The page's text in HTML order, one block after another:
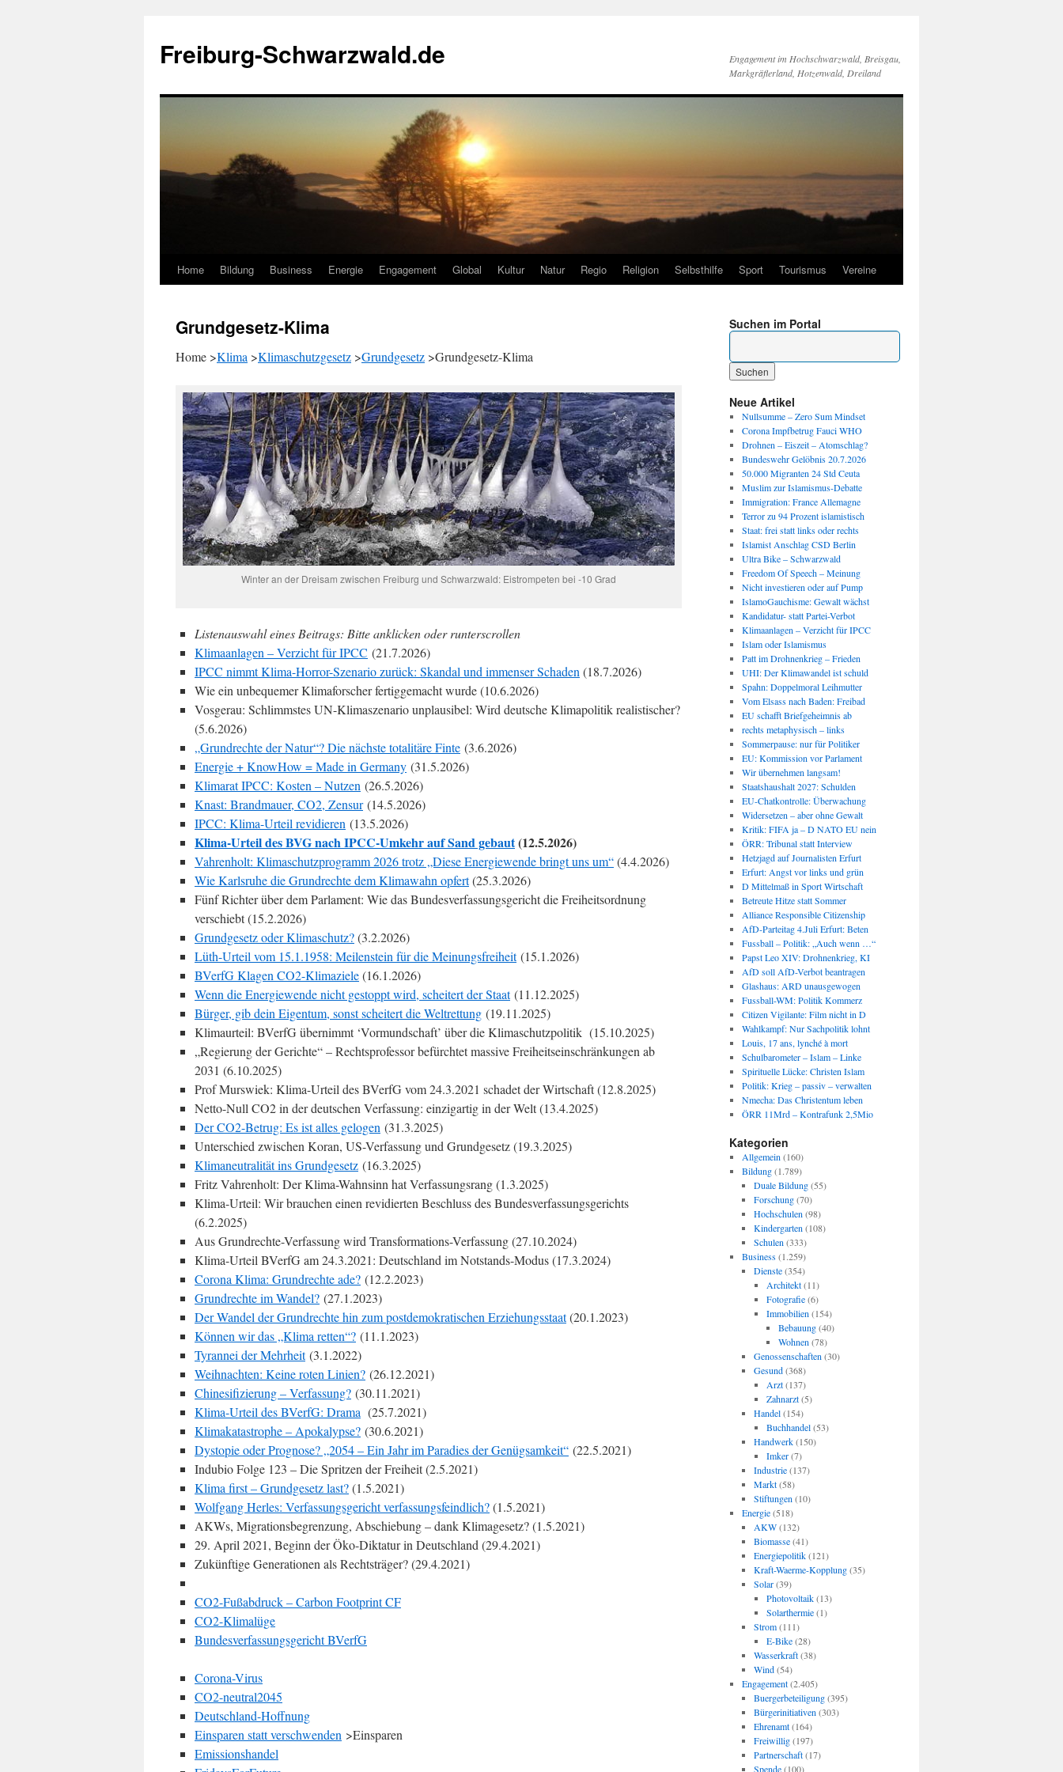
springen
Freiburg-Schwarzwald.de
Engagement im Hochschwarzwald, Breisgau,
Markgräflerland, Hotzenwald, Dreiland
Home Bildung Business Energie Engagement Global Kultur Natur Regio Religion Selbsthilfe Sport Tourismus Vereine
Grundgesetz-Klima
Home >Klima >Klimaschutzgesetz >Grundgesetz >Grundgesetz-Klima
Winter an der Dreisam zwischen Freiburg und Schwarzwald: Eistrompeten bei -10 Grad
Listenauswahl eines Beitrags: Bitte anklicken oder runterscrollen
Klimaanlagen – Verzicht für IPCC (21.7.2026)
IPCC nimmt Klima-Horror-Szenario zurück: Skandal und immenser Schaden(18.7.2026)
Wie ein unbequemer Klimaforscher fertiggemacht wurde (10.6.2026)
Vosgerau: Schlimmstes UN-Klimaszenario unplausibel: Wird deutsche Klimapolitik realistischer?
(5.6.2026)
„Grundrechte der Natur“? Die nächste totalitäre Finte (3.6.2026)
Energie + KnowHow = Made in Germany (31.5.2026)
Klimarat IPCC: Kosten – Nutzen (26.5.2026)
Knast: Brandmauer, CO2, Zensur(14.5.2026)
IPCC: Klima-Urteil revidieren (13.5.2026)
Klima-Urteil des BVG nach IPCC-Umkehr auf Sand gebaut(12.5.2026)
Vahrenholt: Klimaschutzprogramm 2026 trotz „Diese Energiewende bringt uns um“(4.4.2026)
Wie Karlsruhe die Grundrechte dem Klimawahn opfert(25.3.2026)
Fünf Richter über dem Parlament: Wie das Bundesverfassungsgericht die Freiheitsordnung
verschiebt (15.2.2026)
Grundgesetz oder Klimaschutz?(3.2.2026)
Lüth-Urteil vom 15.1.1958: Meilenstein für die Meinungsfreiheit(15.1.2026)
BVerfG Klagen CO2-Klimaziele(16.1.2026)
Wenn die Energiewende nicht gestoppt wird, scheitert der Staat(11.12.2025)
Bürger, gib dein Eigentum, sonst scheitert die Weltrettung (19.11.2025)
Klimaurteil: BVerfG übernimmt ‘Vormundschaft’ über die Klimaschutzpolitik (15.10.2025)
„Regierung der Gerichte“ – Rechtsprofessor befürchtet massive Freiheitseinschränkungen ab
2031 (6.10.2025)
Prof Murswiek: Klima-Urteil des BVerfG vom 24.3.2021 schadet der Wirtschaft (12.8.2025)
Netto-Null CO2 in der deutschen Verfassung: einzigartig in der Welt (13.4.2025)
Der CO2-Betrug: Es ist alles gelogen (31.3.2025)
Unterschied zwischen Koran, US-Verfassung und Grundgesetz (19.3.2025)
Klimaneutralität ins Grundgesetz (16.3.2025)
Fritz Vahrenholt: Der Klima-Wahnsinn hat Verfassungsrang (1.3.2025)
Klima-Urteil: Wir brauchen einen revidierten Beschluss des Bundesverfassungsgerichts
(6.2.2025)
Aus Grundrechte-Verfassung wird Transformations-Verfassung (27.10.2024)
Klima-Urteil BVerfG am 24.3.2021: Deutschland im Notstands-Modus (17.3.2024)
Corona Klima: Grundrechte ade? (12.2.2023)
Grundrechte im Wandel? (27.1.2023)
Der Wandel der Grundrechte hin zum postdemokratischen Erziehungsstaat(20.1.2023)
Können wir das „Klima retten“? (11.1.2023)
Tyrannei der Mehrheit(3.1.2022)
Weihnachten: Keine roten Linien? (26.12.2021)
Chinesifizierung – Verfassung? (30.11.2021)
Klima-Urteil des BVerfG: Drama (25.7.2021)
Klimakatastrophe – Apokalypse? (30.6.2021)
Dystopie oder Prognose? „2054 – Ein Jahr im Paradies der Genügsamkeit“ (22.5.2021)
Indubio Folge 123 – Die Spritzen der Freiheit (2.5.2021)
Klima first – Grundgesetz last?(1.5.2021)
Wolfgang Herles: Verfassungsgericht verfassungsfeindlich?(1.5.2021)
AKWs, Migrationsbegrenzung, Abschiebung – dank Klimagesetz? (1.5.2021)
29. April 2021, Beginn der Öko-Diktatur in Deutschland (29.4.2021)
Zukünftige Generationen als Rechtsträger? (29.4.2021)
CO2-Fußabdruck – Carbon Footprint CF
CO2-Klimalüge
Bundesverfassungsgericht BVerfG
Corona-Virus
CO2-neutral2045
Deutschland-Hoffnung
Einsparen statt verschwenden >Einsparen
Emissionshandel
Suchen im Portal
Neue Artikel
Nullsumme – Zero Sum Mindset
Corona Impfbetrug Fauci WHO
Drohnen – Eiszeit – Atomschlag?
Bundeswehr Gelöbnis 20.7.2026
50.000 Migranten 24 Std Ceuta
Muslim zur Islamismus-Debatte
Immigration: France Allemagne
Terror zu 94 Prozent islamistisch
Staat: frei statt links oder rechts
Islamist Anschlag CSD Berlin
Ultra Bike – Schwarzwald
Freedom Of Speech – Meinung
Nicht investieren oder auf Pump
IslamoGauchisme: Gewalt wächst
Kandidatur- statt Partei-Verbot
Klimaanlagen – Verzicht für IPCC
Islam oder Islamismus
Patt im Drohnenkrieg – Frieden
UHI: Der Klimawandel ist schuld
Spahn: Doppelmoral Leihmutter
Vom Elsass nach Baden: Freibad
EU schafft Briefgeheimnis ab
rechts metaphysisch – links
Sommerpause: nur für Politiker
EU: Kommission vor Parlament
Wir übernehmen langsam!
Staatshaushalt 2027: Schulden
EU-Chatkontrolle: Überwachung
Widersetzen – aber ohne Gewalt
Kritik: FIFA ja – D NATO EU nein
ÖRR: Tribunal statt Interview
Hetzjagd auf Journalisten Erfurt
Erfurt: Angst vor links und grün
D Mittelmaß in Sport Wirtschaft
Betreute Hitze statt Sommer
Alliance Responsible Citizenship
AfD-Parteitag 4.Juli Erfurt: Beten
Fussball – Politik: „Auch wenn …“
Papst Leo XIV: Drohnenkrieg, KI
AfD soll AfD-Verbot beantragen
Glashaus: ARD unausgewogen
Fussball-WM: Politik Kommerz
Citizen Vigilante: Film nicht in D
Wahlkampf: Nur Sachpolitik lohnt
Louis, 17 ans, lynché à mort
Schulbarometer – Islam – Linke
Spirituelle Lücke: Christen Islam
Politik: Krieg – passiv – verwalten
Nmecha: Das Christentum leben
ÖRR 11Mrd – Kontrafunk 2,5Mio
Kategorien
Allgemein (160)
Bildung(1.789)
Duale Bildung(55)
Forschung(70)
Hochschulen (98)
Kindergarten (108)
Schulen (333)
Business(1.259)
Dienste(354)
Architekt(11)
Fotografie(6)
Immobilien (154)
Bebauung(40)
Wohnen (78)
Genossenschaften (30)
Gesund(368)
Arzt(137)
Zahnarzt(5)
Handel(154)
Buchhandel(53)
Handwerk(150)
Imker(7)
Industrie(137)
Markt(58)
Stiftungen (10)
Energie(518)
AKW(132)
Biomasse(41)
Energiepolitik(121)
Kraft-Waerme-Kopplung(35)
Solar(39)
Photovoltaik(13)
Solarthermie(1)
Strom(111)
E-Bike(28)
Wasserkraft(38)
Wind(54)
Engagement(2.405)
Buergerbeteiligung(395)
Bürgerinitiativen (303)
Ehrenamt(164)
Freiwillig(197)
Partnerschaft(17)
Spende(100)